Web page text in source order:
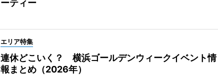
ーティー
エリア特集
連休どこいく？ 横浜ゴールデンウィークイベント情
報まとめ（2026年）